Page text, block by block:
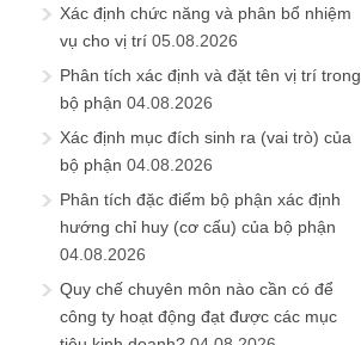
Xác định chức năng và phân bổ nhiệm
vụ cho vị trí 05.08.2026
Phân tích xác định và đặt tên vị trí trong
bộ phận 04.08.2026
Xác định mục đích sinh ra (vai trò) của
bộ phận 04.08.2026
Phân tích đặc điểm bộ phận xác định
hướng chỉ huy (cơ cấu) của bộ phận
04.08.2026
Quy chế chuyên môn nào cần có để
công ty hoạt động đạt được các mục